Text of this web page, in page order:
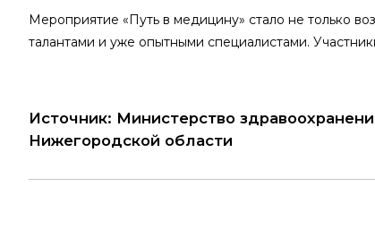
Мероприятие «Путь в медицину» стало не только
талантами и уже опытными специалистами.
Источник: Министерство
Нижегородской области